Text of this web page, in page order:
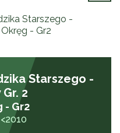
Starszego -
- Gr2
Starszego -
2
- Gr2